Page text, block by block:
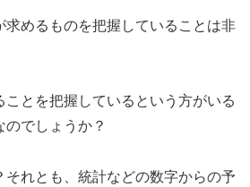
求めるものを把握していることは非
ことを把握しているという方がいる
でしょうか？
それとも、統計などの数字からの予